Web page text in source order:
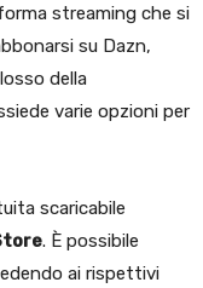
streaming che si
su Dazn,
della
varie opzioni per
scaricabile
. È possibile
ai rispettivi